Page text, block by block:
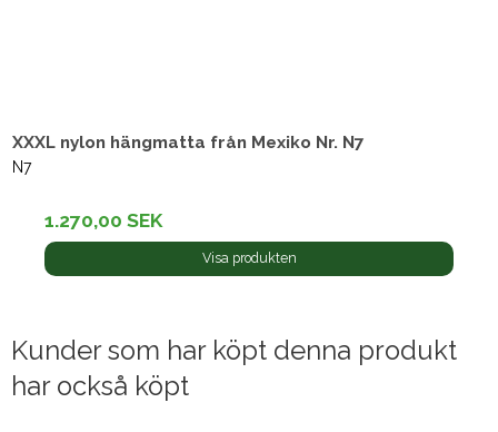
XXXL nylon hängmatta från Mexiko Nr. N7
N7
1.270,00 SEK
Visa produkten
Kunder som har köpt denna produkt
har också köpt